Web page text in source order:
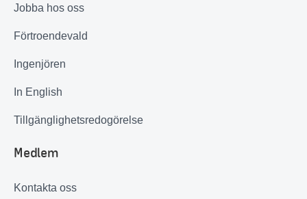
Jobba hos oss
Förtroendevald
Ingenjören
In English
Tillgänglighetsredogörelse
Medlem
Kontakta oss